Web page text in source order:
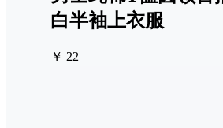
白半袖上衣服
￥ 22